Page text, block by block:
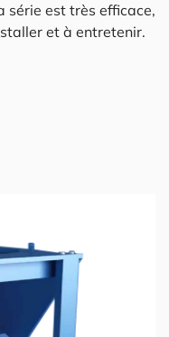
série est très efficace,
et à entretenir.